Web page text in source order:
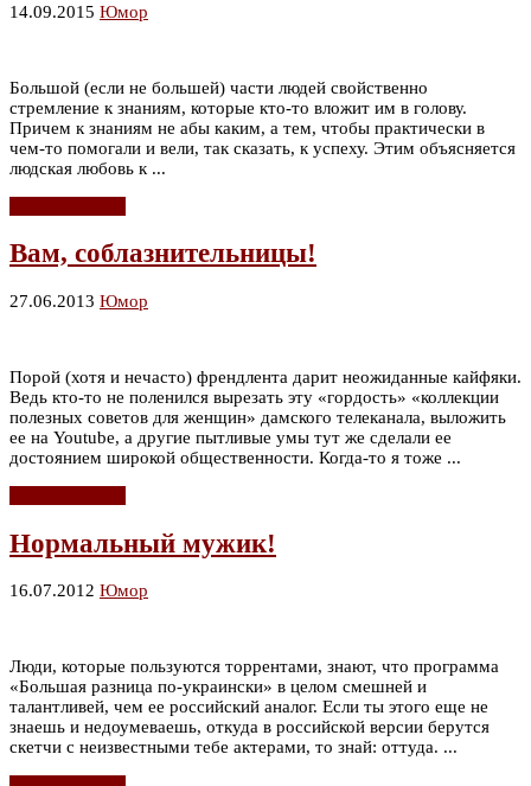
14.09.2015 Юмор
Большой (если не большей) части людей свойственно
стремление к знаниям, которые кто-то вложит им в голову.
Причем к знаниям не абы каким, а тем, чтобы практически в
чем-то помогали и вели, так сказать, к успеху. Этим объясняется
людская любовь к ...
Вам, соблазнительницы!
27.06.2013 Юмор
Порой (хотя и нечасто) френдлента дарит неожиданные кайфяки.
Ведь кто-то не поленился вырезать эту «гордость» «коллекции
полезных советов для женщин» дамского телеканала, выложить
ее на Youtube, а другие пытливые умы тут же сделали ее
достоянием широкой общественности. Когда-то я тоже ...
Нормальный мужик!
16.07.2012 Юмор
Люди, которые пользуются торрентами, знают, что программа
«Большая разница по-украински» в целом смешней и
талантливей, чем ее российский аналог. Если ты этого еще не
знаешь и недоумеваешь, откуда в российской версии берутся
скетчи с неизвестными тебе актерами, то знай: оттуда. ...